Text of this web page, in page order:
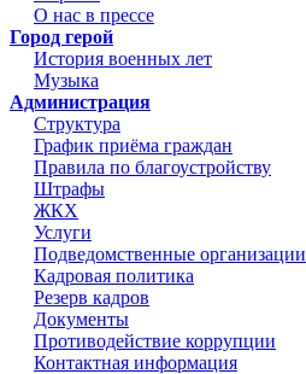
О нас в прессе
Город герой
История военных лет
Музыка
Администрация
Структура
График приёма граждан
Правила по благоустройству
Штрафы
ЖКХ
Услуги
Подведомственные организации
Кадровая политика
Резерв кадров
Документы
Противодействие коррупции
Контактная информация